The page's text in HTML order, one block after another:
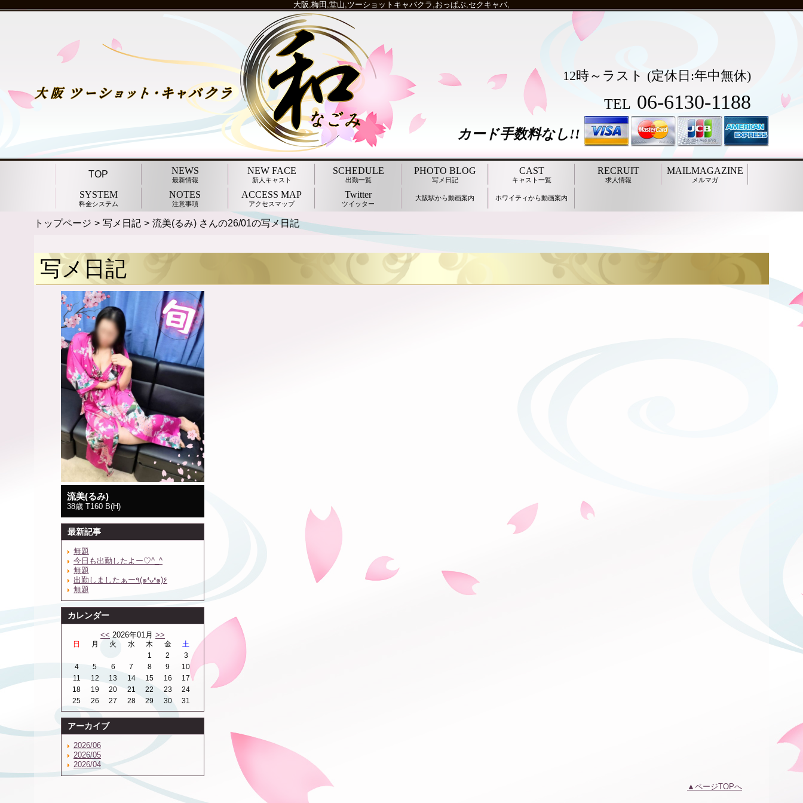
大阪,梅田,堂山,ツーショットキャバクラ,おっぱぶ,セクキャバ,
12時～ラスト (定休日:年中無休)
TEL 06-6130-1188
TOP NEWS
最新情報
NEW FACE
新人キャスト
SCHEDULE
出勤一覧
PHOTO BLOG
写メ日記
CAST
キャスト一覧
RECRUIT
求人情報
MAILMAGAZINE
メルマガ
SYSTEM
料金システム
NOTES
注意事項
ACCESS MAP
アクセスマップ
Twitter
ツイッター
大阪駅から動画案内 ホワイティから動画案内
トップページ 写メ日記 流美(るみ) さんの26/01の写メ日記
写メ日記
流美(るみ)
38歳 T160 B(H)
最新記事
無題
今日も出勤したよー♡^_^
無題
出勤しましたぁー٩(๑❛ᴗ❛๑)۶
無題
カレンダー
<< 2026年01月 >>
日 月 火 水 木 金
土
1
2
3
4
5 6 7 8 9
10
11
12 13 14 15 16
17
18
19 20 21 22 23
24
25
26 27 28 29 30 31
アーカイブ
2026/06
2026/05
2026/04
ページTOPへ